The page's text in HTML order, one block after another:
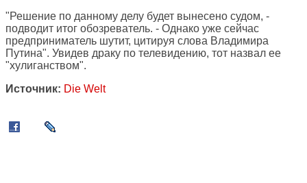
"Решение по данному делу будет вынесено судом, -
подводит итог обозреватель. - Однако уже сейчас
предприниматель шутит, цитируя слова Владимира
Путина". Увидев драку по телевидению, тот назвал ее
"хулиганством".
Источник: Die Welt